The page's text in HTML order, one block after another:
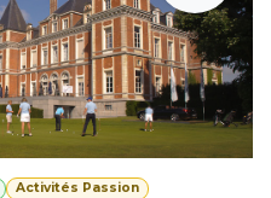
Activités Passion